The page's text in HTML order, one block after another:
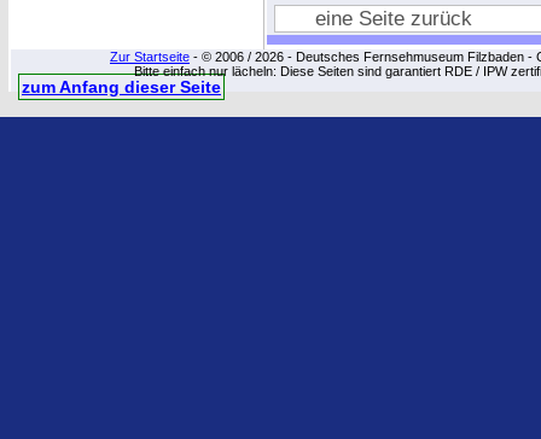
eine Seite zurück
Zur Startseite - © 2006 / 2026 - Deutsches Fernsehmuseum Filzbaden -
Bitte einfach nur lächeln: Diese Seiten sind garantiert RDE / IPW
zum Anfang dieser Seite